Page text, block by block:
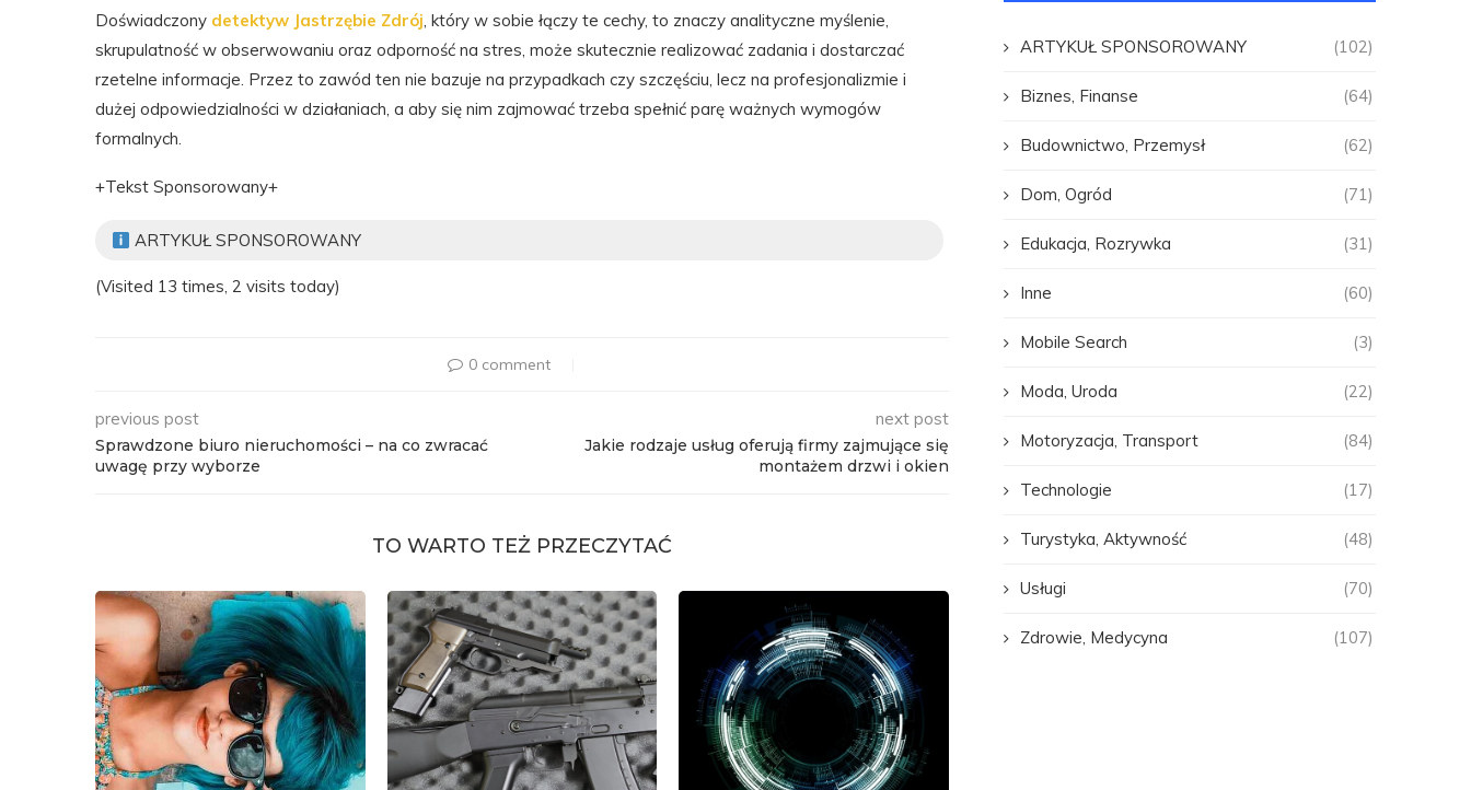
Doświadczony detektyw Jastrzębie Zdrój, który w sobie łączy te cechy, to znaczy analityczne myślenie,
skrupulatność w obserwowaniu oraz odporność na stres, może skutecznie realizować zadania i dostarczać
rzetelne informacje. Przez to zawód ten nie bazuje na przypadkach czy szczęściu, lecz na profesjonalizmie i
dużej odpowiedzialności w działaniach, a aby się nim zajmować trzeba spełnić parę ważnych wymogów
formalnych.
+Tekst Sponsorowany+
ARTYKUŁ SPONSOROWANY
(Visited 13 times, 2 visits today)
0 comment
previous post
Sprawdzone biuro nieruchomości – na co zwracać
uwagę przy wyborze
next post
Jakie rodzaje usług oferują firmy zajmujące się
montażem drzwi i okien
TO WARTO TEŻ PRZECZYTAĆ
ARTYKUŁ SPONSOROWANY (102)
Biznes, Finanse (64)
Budownictwo, Przemysł (62)
Dom, Ogród (71)
Edukacja, Rozrywka (31)
Inne (60)
Mobile Search (3)
Moda, Uroda (22)
Motoryzacja, Transport (84)
Technologie (17)
Turystyka, Aktywność (48)
Usługi (70)
Zdrowie, Medycyna (107)